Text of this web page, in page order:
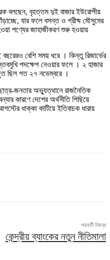
বলছেন, বৃহত্তম দুই বাজার ইউরোপীয়
যার ফলে বসন্ত ও গ্রীষ্ম মৌসুমের
পণ্যের জাহাজীকরণ শুরু হওয়ায়
বছরেরও বেশি সময় ধরে । কিন্তু রিজার্ভের
পদক্ষেপ নেওয়ার ফলে । ২ হাজার
ছিল গত ২৭ নভেম্বরে ।
জনতার অভ্যুত্থানে রাজনৈতিক
কারণে দেশের অর্থনীতি পিছিয়ে
ধাক্কা কাটিয়ে ইতিবাচক ধারায়
পরবর্তী নিবন্ধ
কেন্দ্রীয় ব্যাংকের নতুন নীতিমালা